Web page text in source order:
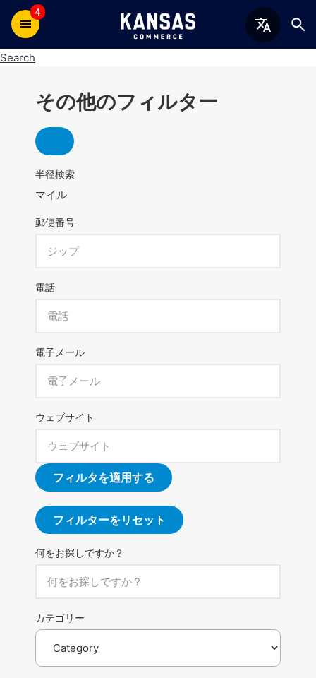
4
Search
その他のフィルター
半径検索
マイル
郵便番号
電話
電子メール
ウェブサイト
フィルタを適用する
フィルターをリセット
何をお探しですか？
カテゴリー